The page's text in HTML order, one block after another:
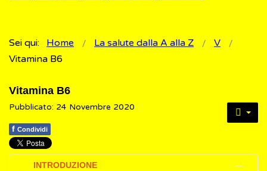
Sei qui: Home La salute dalla A alla Z
V
Vitamina B6
Vitamina B6
Pubblicato: 24 Novembre 2020
f Condividi
INTRODUZIONE